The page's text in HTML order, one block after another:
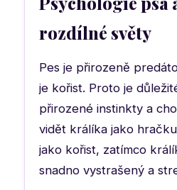
rozdílné světy
Pes je přirozeně
je kořist. Proto je
přirozené instinkty a
vidět králíka jako
jako kořist, zatímco
snadno vystrašený a